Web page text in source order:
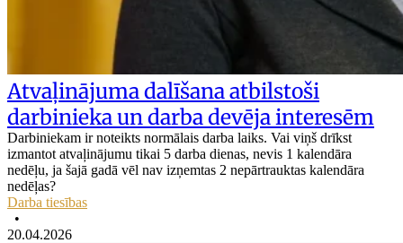
Atvaļinājuma dalīšana atbilstoši
darbinieka un darba devēja interesēm
Darbiniekam ir noteikts normālais darba laiks. Vai viņš drīkst
izmantot atvaļinājumu tikai 5 darba dienas, nevis 1 kalendāra
nedēļu, ja šajā gadā vēl nav izņemtas 2 nepārtrauktas kalendāra
nedēļas?
Darba tiesības
•
20.04.2026